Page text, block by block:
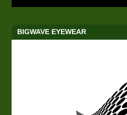
BIGWAVE EYEWEAR